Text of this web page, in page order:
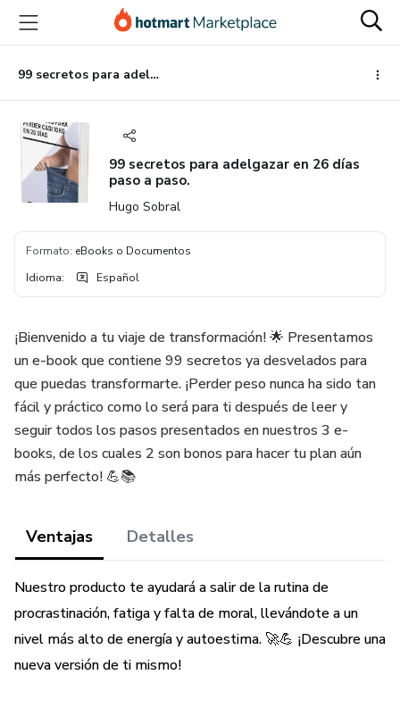
principal
página
de
página
99 secretos para adelgazar en 26 días paso a paso.
99 secretos para adelgazar en 26 días
paso a paso.
Hugo Sobral
Formato: eBooks o Documentos
Idioma: Español
¡Bienvenido a tu viaje de transformación! 🌟 Presentamos
un e-book que contiene 99 secretos ya desvelados para
que puedas transformarte. ¡Perder peso nunca ha sido tan
fácil y práctico como lo será para ti después de leer y
seguir todos los pasos presentados en nuestros 3 e-
books, de los cuales 2 son bonos para hacer tu plan aún
más perfecto! 💪📚
Ventajas Detalles
Nuestro producto te ayudará a salir de la rutina de
procrastinación, fatiga y falta de moral, llevándote a un
nivel más alto de energía y autoestima. 🚀💪 ¡Descubre una
nueva versión de ti mismo!